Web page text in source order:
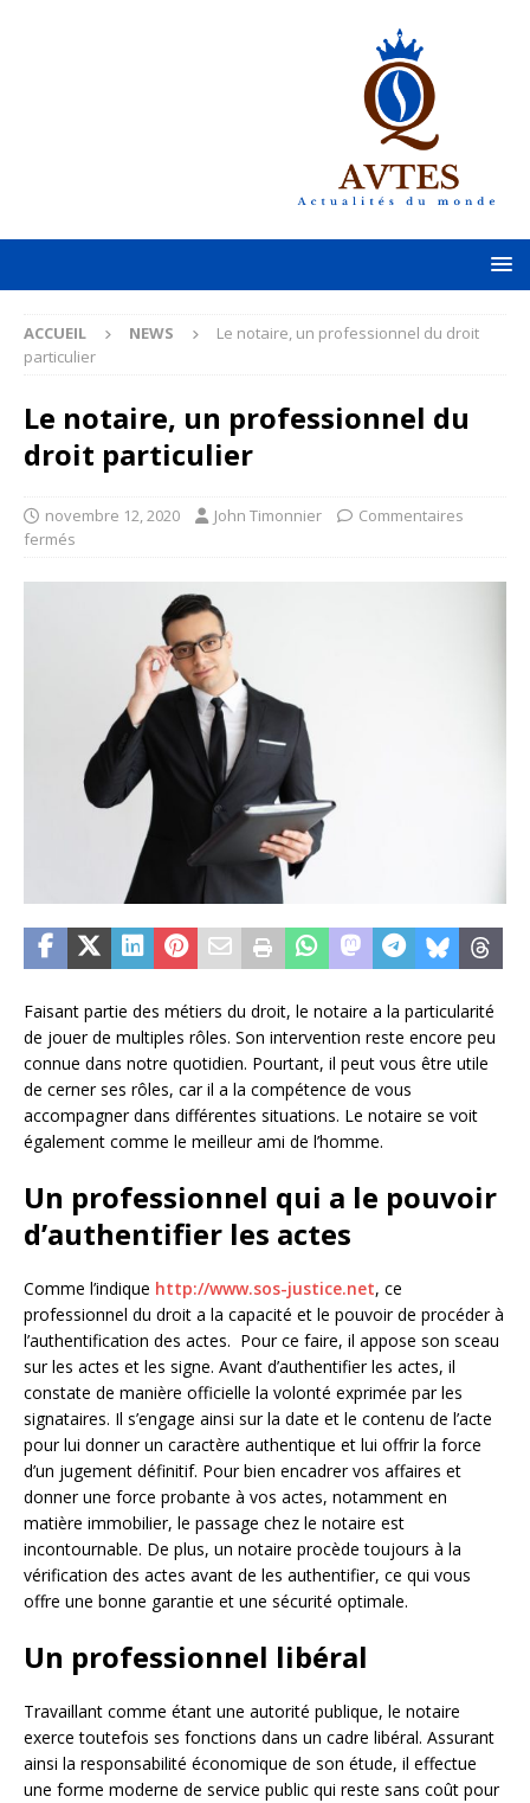
ACCUEIL NEWS
Le notaire, un professionnel du droit
particulier
Le notaire, un professionnel du
droit particulier
novembre 12, 2020 John Timonnier
Commentaires
fermés
Faisant partie des métiers du droit, le notaire a la particularité
de jouer de multiples rôles. Son intervention reste encore peu
connue dans notre quotidien. Pourtant, il peut vous être utile
de cerner ses rôles, car il a la compétence de vous
accompagner dans différentes situations. Le notaire se voit
également comme le meilleur ami de l’homme.
Un professionnel qui a le pouvoir
d’authentifier les actes
Comme l’indique http://www.sos-justice.net, ce
professionnel du droit a la capacité et le pouvoir de procéder à
l’authentification des actes. Pour ce faire, il appose son sceau
sur les actes et les signe. Avant d’authentifier les actes, il
constate de manière officielle la volonté exprimée par les
signataires. Il s’engage ainsi sur la date et le contenu de l’acte
pour lui donner un caractère authentique et lui offrir la force
d’un jugement définitif. Pour bien encadrer vos affaires et
donner une force probante à vos actes, notamment en
matière immobilier, le passage chez le notaire est
incontournable. De plus, un notaire procède toujours à la
vérification des actes avant de les authentifier, ce qui vous
offre une bonne garantie et une sécurité optimale.
Un professionnel libéral
Travaillant comme étant une autorité publique, le notaire
exerce toutefois ses fonctions dans un cadre libéral. Assurant
ainsi la responsabilité économique de son étude, il effectue
une forme moderne de service public qui reste sans coût pour